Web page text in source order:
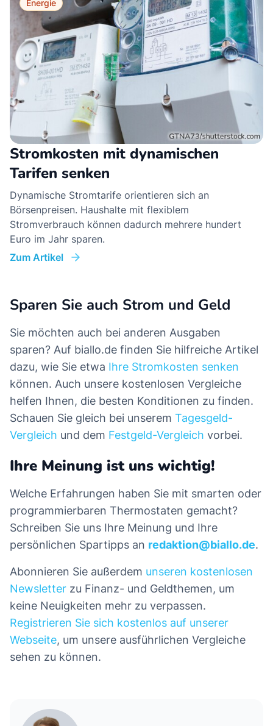
Energie
Stromkosten mit dynamischen
Tarifen senken
Dynamische Stromtarife orientieren sich an
Börsenpreisen. Haushalte mit flexiblem
Stromverbrauch können dadurch mehrere hundert
Euro im Jahr sparen.
Zum Artikel
Sparen Sie auch Strom und Geld
Sie möchten auch bei anderen Ausgaben
sparen? Auf biallo.de finden Sie hilfreiche Artikel
dazu, wie Sie etwa Ihre Stromkosten senken
können. Auch unsere kostenlosen Vergleiche
helfen Ihnen, die besten Konditionen zu finden.
Schauen Sie gleich bei unserem Tagesgeld-
Vergleich und dem Festgeld-Vergleich vorbei.
Ihre Meinung ist uns wichtig!
Welche Erfahrungen haben Sie mit smarten oder
programmierbaren Thermostaten gemacht?
Schreiben Sie uns Ihre Meinung und Ihre
persönlichen Spartipps an redaktion@biallo.de.
Abonnieren Sie außerdem unseren kostenlosen
Newsletter zu Finanz- und Geldthemen, um
keine Neuigkeiten mehr zu verpassen.
Registrieren Sie sich kostenlos auf unserer
Webseite, um unsere ausführlichen Vergleiche
sehen zu können.